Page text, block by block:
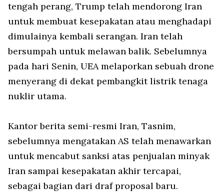
tengah perang, Trump telah mendorong Iran
untuk membuat kesepakatan atau menghadapi
dimulainya kembali serangan. Iran telah
bersumpah untuk melawan balik. Sebelumnya
pada hari Senin, UEA melaporkan sebuah drone
menyerang di dekat pembangkit listrik tenaga
nuklir utama.
Kantor berita semi-resmi Iran, Tasnim,
sebelumnya mengatakan AS telah menawarkan
untuk mencabut sanksi atas penjualan minyak
Iran sampai kesepakatan akhir tercapai,
sebagai bagian dari draf proposal baru.